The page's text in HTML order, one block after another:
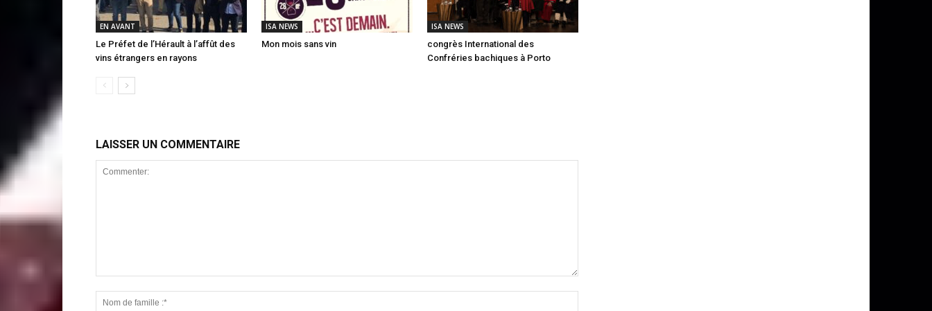
EN AVANT
Le Préfet de l’Hérault à l’affût des
vins étrangers en rayons
ISA NEWS
Mon mois sans vin
ISA NEWS
congrès International des
Confréries bachiques à Porto
LAISSER UN COMMENTAIRE